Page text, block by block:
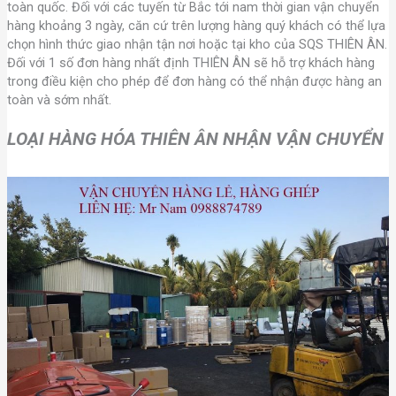
toàn quốc. Đối với các tuyến từ Bắc tới nam thời gian vận chuyển
hàng khoảng 3 ngày, căn cứ trên lượng hàng quý khách có thể lựa
chọn hình thức giao nhận tận nơi hoặc tại kho của SQS THIÊN ÂN.
Đối với 1 số đơn hàng nhất định THIÊN ÂN sẽ hỗ trợ khách hàng
trong điều kiện cho phép để đơn hàng có thể nhận được hàng an
toàn và sớm nhất.
LOẠI HÀNG HÓA THIÊN ÂN NHẬN VẬN CHUYỂN